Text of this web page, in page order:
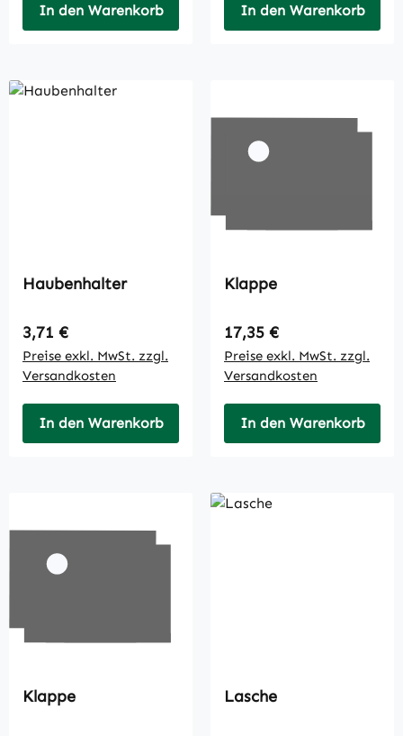
In den Warenkorb In den Warenkorb
Haubenhalter
Regulärer Preis:
3,71 €
Preise exkl. MwSt. zzgl.
Versandkosten
In den Warenkorb
Klappe
Regulärer Preis:
17,35 €
Preise exkl. MwSt. zzgl.
Versandkosten
In den Warenkorb
Klappe Lasche